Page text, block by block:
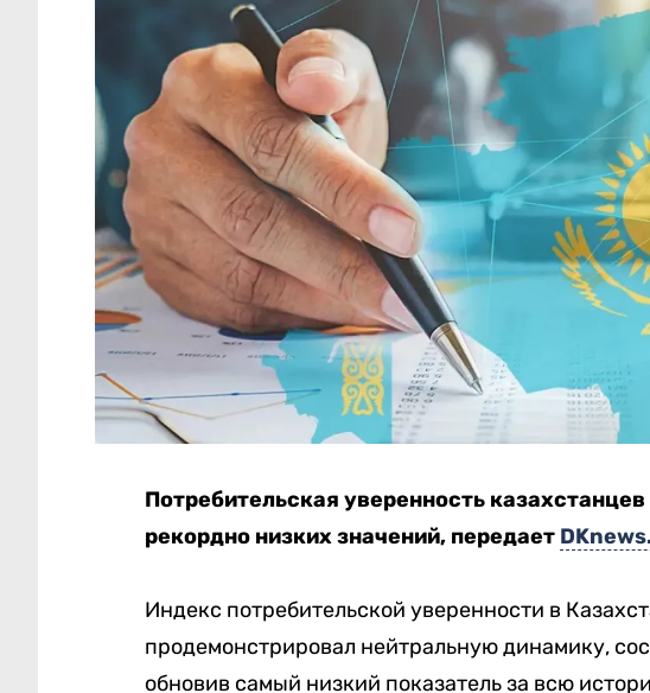
Потребительская уверенность
рекордно низких значений, передает
Индекс потребительской уверенности в
продемонстрировал нейтральную динамику,
обновив самый низкий показатель за всю